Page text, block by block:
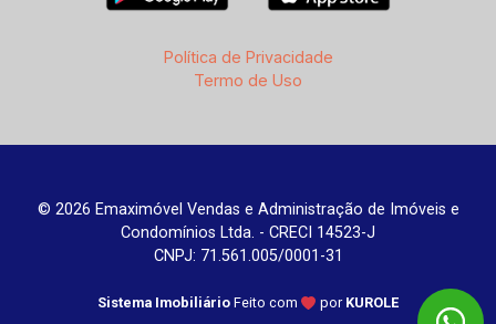
Política de Privacidade
Termo de Uso
© 2026 Emaximóvel Vendas e Administração de Imóveis e
Condomínios Ltda. - CRECI 14523-J
CNPJ: 71.561.005/0001-31
Sistema Imobiliário Feito com por KUROLE